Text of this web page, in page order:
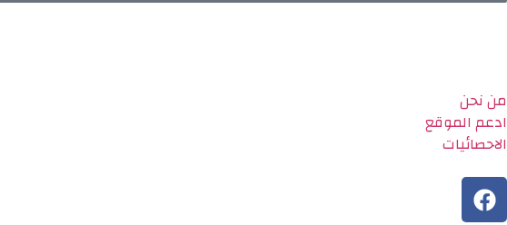
من نحن
ادعم الموقع
الاحصائيات